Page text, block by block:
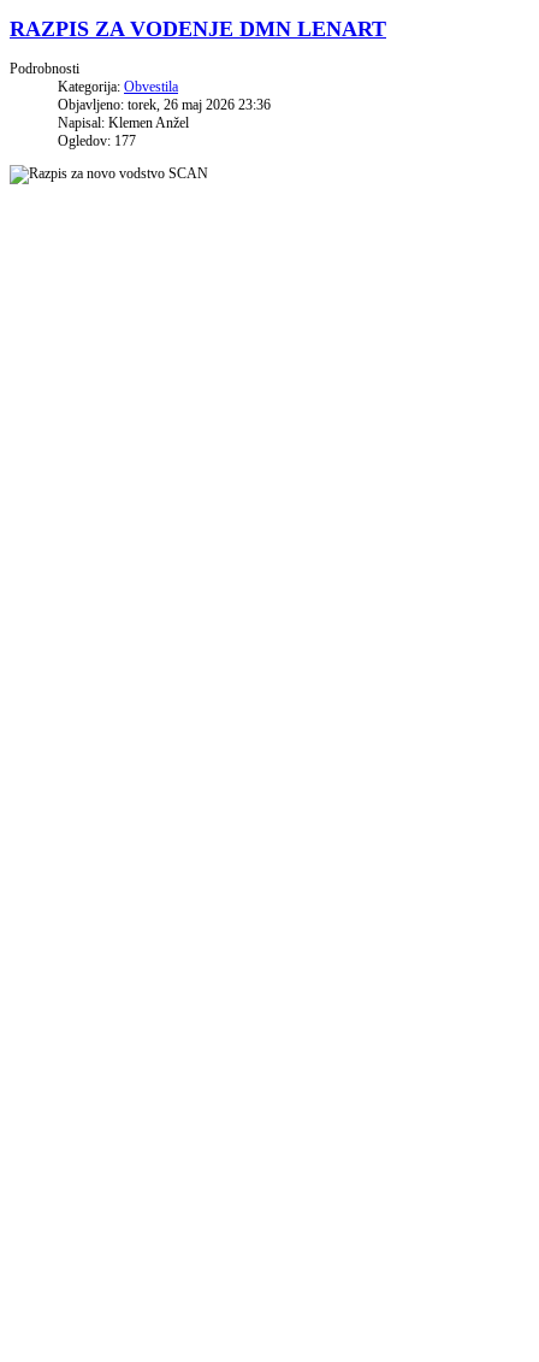
RAZPIS ZA VODENJE DMN LENART
Podrobnosti
Kategorija: Obvestila
Objavljeno: torek, 26 maj 2026 23:36
Napisal: Klemen Anžel
Ogledov: 177